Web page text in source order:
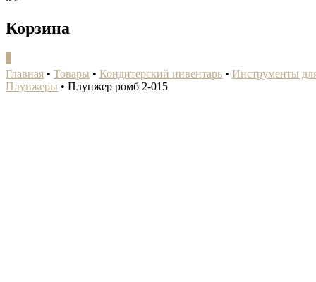
Корзина
Главная • Товары • Кондитерский инвентарь • Инструменты
Плунжеры • Плунжер ромб 2-015